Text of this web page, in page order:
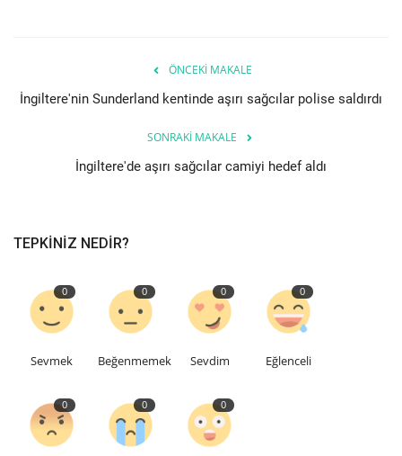
English Turkish
ÖNCEKI MAKALE
İngiltere'nin Sunderland kentinde aşırı sağcılar polise saldırdı
SONRAKI MAKALE
İngiltere'de aşırı sağcılar camiyi hedef aldı
TEPKINIZ NEDIR?
0
Sevmek
0
Beğenmemek
0
Sevdim
0
Eğlenceli
0 0 0